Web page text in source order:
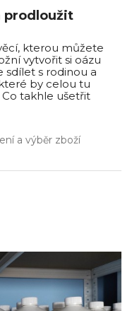
prodloužit
kterou můžete
vytvořit si oázu
sdílet s rodinou a
by celou tu
Co takhle ušetřit
a výběr zboží